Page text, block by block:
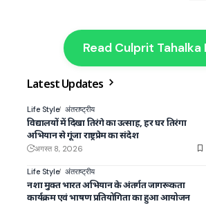
Read Culprit Tahalka
Latest Updates
Life Style अंतराष्ट्रीय
विद्यालयों में दिखा तिरंगे का उत्साह, हर घर तिरंगा
अभियान से गूंजा राष्ट्रप्रेम का संदेश
अगस्त 8, 2026
Life Style अंतराष्ट्रीय
नशा मुक्त भारत अभियान के अंतर्गत जागरूकता
कार्यक्रम एवं भाषण प्रतियोगिता का हुआ आयोजन